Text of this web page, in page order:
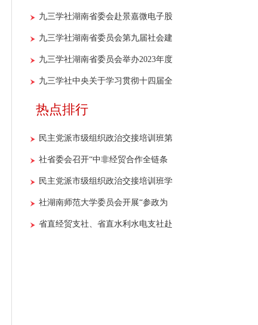
九三学社湖南省委会赴景嘉微电子股
份有限公司开展重点课题调研
九三学社湖南省委员会第九届社会建
设专门委员会第一次全体会议暨重点
调研课题开题报告会召开
九三学社湖南省委员会举办2023年度
参政议政骨干社员培训班
九三学社中央关于学习贯彻十四届全
国人大一次会议和全国政协十四届一
热点排行
民主党派市级组织政治交接培训班第
二期学员开展“社史+红色”主题教育
现场教学活动
社省委会召开“中非经贸合作全链条
法律风险预警与防控机制研究”课题
调研座谈会
民主党派市级组织政治交接培训班学
员到社省委会机关开展现场教学
社湖南师范大学委员会开展“参政为
公献良策 九区合作办实事”主题活动
省直经贸支社、省直水利水电支社赴